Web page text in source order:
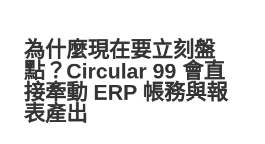
為什麼現在要立刻盤
點？Circular 99 會直
接牽動 ERP 帳務與報
表產出